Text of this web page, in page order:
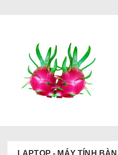
LAPTOP - MÁY TÍNH BÀN